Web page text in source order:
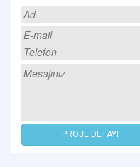
PROJE DETAYI